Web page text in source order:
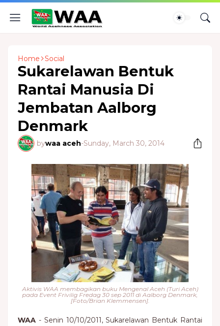
Home Social
Sukarelawan Bentuk
Rantai Manusia Di
Jembatan Aalborg
Denmark
bywaa aceh-Sunday, March 30, 2014
Aktivis WAA membagikan buku Mengenal Aceh (Turi Aceh)
pada Event Frivilig Fredag 30 sep 2011 di Aalborg Denmark,
[Foto/Brian Klemmensen].
WAA - Senin 10/10/2011, Sukarelawan Bentuk Rantai